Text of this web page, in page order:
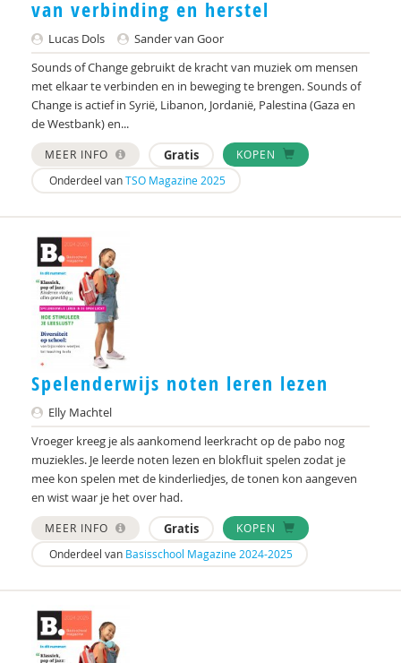
van verbinding en herstel
Lucas Dols
Sander van Goor
Sounds of Change gebruikt de kracht van muziek om mensen
met elkaar te verbinden en in beweging te brengen. Sounds of
Change is actief in Syrië, Libanon, Jordanië, Palestina (Gaza en
de Westbank) en...
MEER INFO Gratis
KOPEN
Onderdeel vanTSO Magazine 2025
Spelenderwijs noten leren lezen
Elly Machtel
Vroeger kreeg je als aankomend leerkracht op de pabo nog
muziekles. Je leerde noten lezen en blokfluit spelen zodat je
mee kon spelen met de kinderliedjes, de tonen kon aangeven
en wist waar je het over had.
MEER INFO Gratis
KOPEN
Onderdeel van Basisschool Magazine 2024-2025